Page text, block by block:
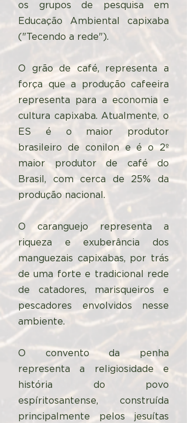
os grupos de pesquisa em
Educação Ambiental capixaba
("Tecendo a rede").
O grão de café, representa a
força que a produção cafeeira
representa para a economia e
cultura capixaba. Atualmente, o
ES é o maior produtor
brasileiro de conilon e é o 2º
maior produtor de café do
Brasil, com cerca de 25% da
produção nacional.
O caranguejo representa a
riqueza e exuberância dos
manguezais capixabas, por trás
de uma forte e tradicional rede
de catadores, marisqueiros e
pescadores envolvidos nesse
ambiente.
O convento da penha
representa a religiosidade e
história do povo
espíritosantense, construída
principalmente pelos jesuítas